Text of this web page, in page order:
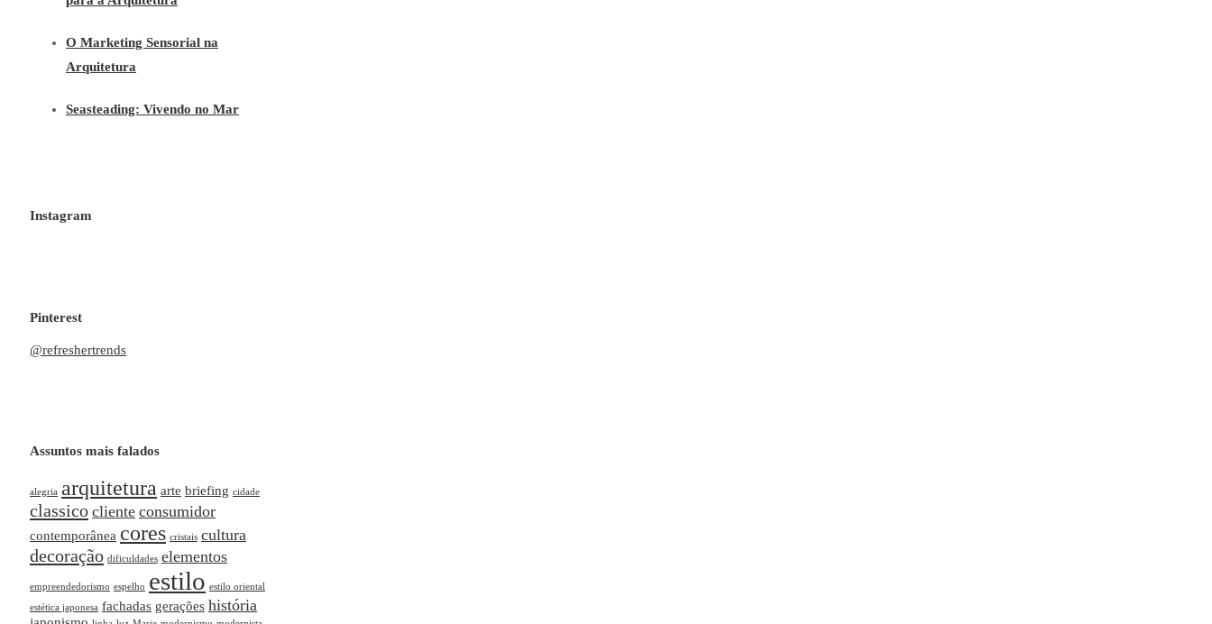
O Marketing Sensorial na
Arquitetura
Seasteading: Vivendo no Mar
Instagram
Pinterest
@refreshertrends
Assuntos mais falados
alegria arquitetura arte briefing cidade
classico cliente consumidor
contemporânea cores cristais cultura
decoração dificuldades elementos
empreendedorismo espelho estilo estilo oriental
estética japonesa fachadas gerações história